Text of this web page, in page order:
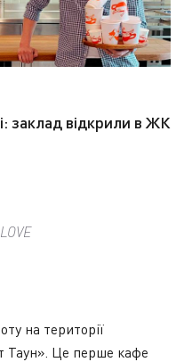
заклад відкрили в ЖК
на території
Таун». Це перше кафе